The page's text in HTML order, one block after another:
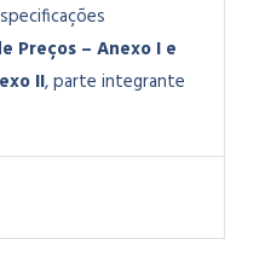
Preços – Anexo I e
II, parte integrante